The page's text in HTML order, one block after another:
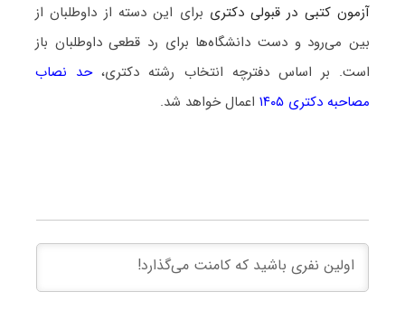
آزمون کتبی در قبولی دکتری برای این دسته از داوطلبان از
بین می‌رود و دست دانشگاه‌ها برای رد قطعی داوطلبان باز
است. بر اساس دفترچه انتخاب رشته دکتری،حد نصاب
مصاحبه دکتری ۱۴۰۵
اعمال خواهد شد.